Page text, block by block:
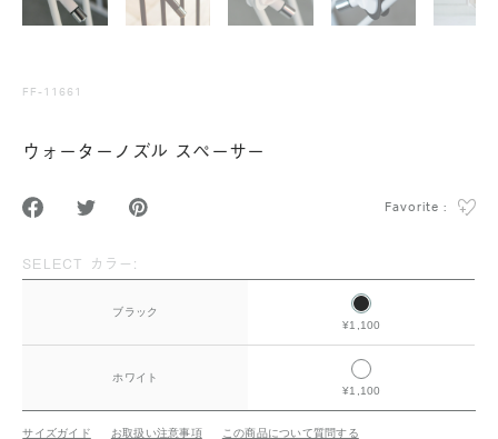
FF-11661
ウォーターノズル スペーサー
Favorite :
SELECT カラー:
ブラック
¥1,100
ホワイト
¥1,100
サイズガイド お取扱い注意事項 この商品について質問する